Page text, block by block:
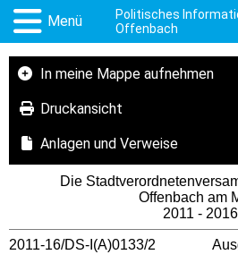
Menü
Politisches
Offenbach
In meine Mappe aufnehmen
Druckansicht
Anlagen und Verweise
Die
Offenbach am
2011 - 2016
2011-16/DS-I(A)0133/2